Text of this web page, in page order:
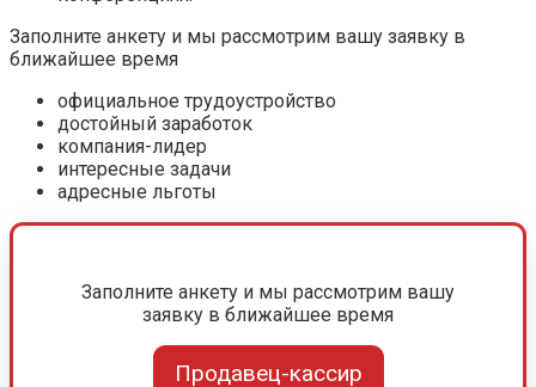
Заполните анкету и мы рассмотрим вашу заявку в
ближайшее время
официальное трудоустройство
достойный заработок
компания-лидер
интересные задачи
адресные льготы
Заполните анкету и мы рассмотрим вашу
заявку в ближайшее время
Продавец-кассир